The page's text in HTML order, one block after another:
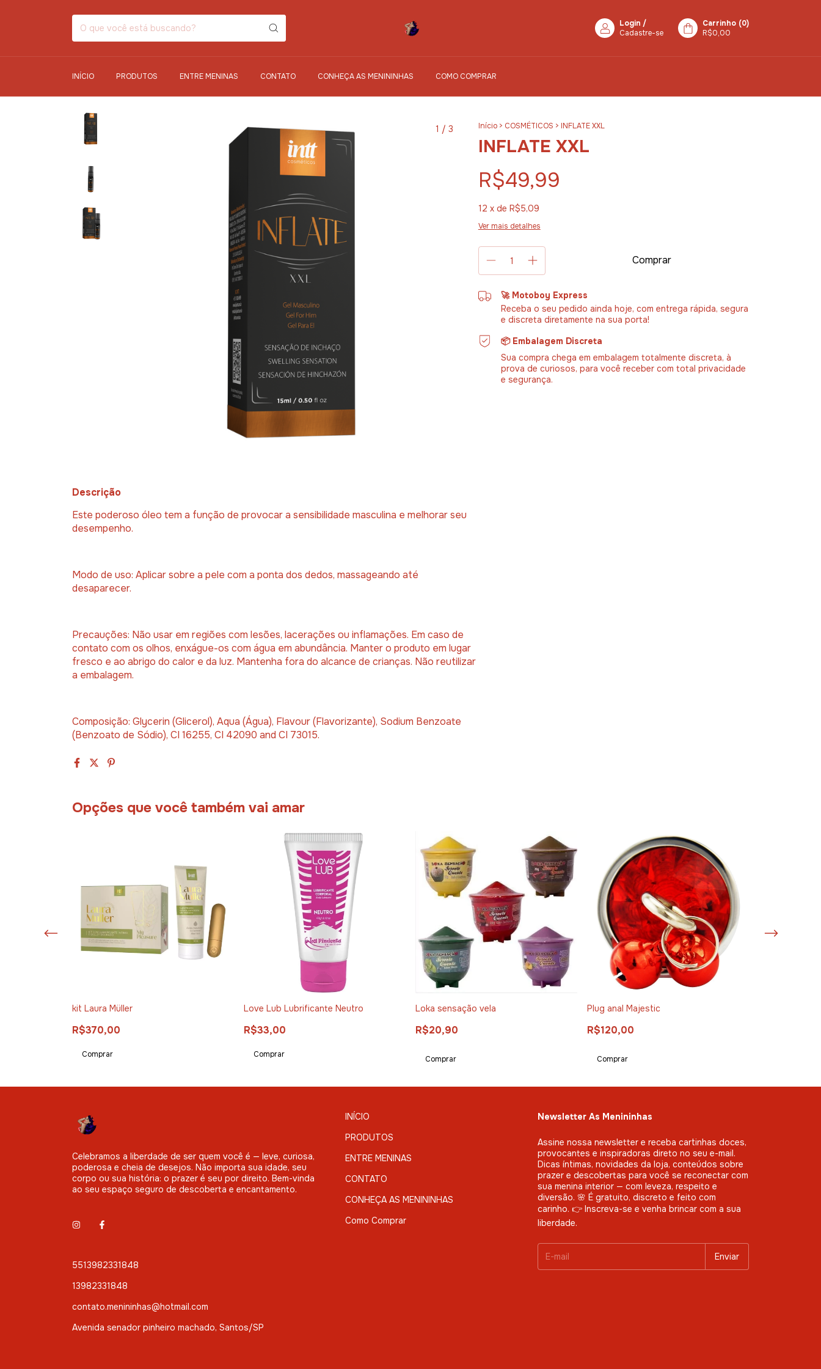
Login /
Cadastre-se
Carrinho (0)
R$0,00
INÍCIO PRODUTOS ENTRE MENINAS CONTATO CONHEÇA AS MENININHAS COMO COMPRAR
1 / 3 Início > COSMÉTICOS > INFLATE XXL
INFLATE XXL
R$49,99
12 x de R$5,09
Ver mais detalhes
🚀 Motoboy Express
Receba o seu pedido ainda hoje, com entrega rápida, segura
e discreta diretamente na sua porta!
📦 Embalagem Discreta
Sua compra chega em embalagem totalmente discreta, à
prova de curiosos, para você receber com total privacidade
e segurança.
Descrição
Este poderoso óleo tem a função de provocar a sensibilidade masculina e melhorar seu
desempenho.
Modo de uso: Aplicar sobre a pele com a ponta dos dedos, massageando até
desaparecer.
Precauções: Não usar em regiões com lesões, lacerações ou inflamações. Em caso de
contato com os olhos, enxágue-os com água em abundância. Manter o produto em lugar
fresco e ao abrigo do calor e da luz. Mantenha fora do alcance de crianças. Não reutilizar
a embalagem.
Composição: Glycerin (Glicerol), Aqua (Água), Flavour (Flavorizante), Sodium Benzoate
(Benzoato de Sódio), CI 16255, CI 42090 and CI 73015.
Opções que você também vai amar
kit Laura Müller
R$370,00
Love Lub Lubrificante Neutro
R$33,00
Loka sensação vela
R$20,90
Comprar
Plug anal Majestic
R$120,00
Comprar
Celebramos a liberdade de ser quem você é — leve, curiosa,
poderosa e cheia de desejos. Não importa sua idade, seu
corpo ou sua história: o prazer é seu por direito. Bem-vinda
ao seu espaço seguro de descoberta e encantamento.
5513982331848
13982331848
contato.menininhas@hotmail.com
Avenida senador pinheiro machado, Santos/SP
INÍCIO
PRODUTOS
ENTRE MENINAS
CONTATO
CONHEÇA AS MENININHAS
Como Comprar
Newsletter As Menininhas
Assine nossa newsletter e receba cartinhas doces,
provocantes e inspiradoras direto no seu e-mail.
Dicas íntimas, novidades da loja, conteúdos sobre
prazer e descobertas para você se reconectar com
sua menina interior — com leveza, respeito e
diversão. 🌸 É gratuito, discreto e feito com
carinho. 👉 Inscreva-se e venha brincar com a sua
liberdade.